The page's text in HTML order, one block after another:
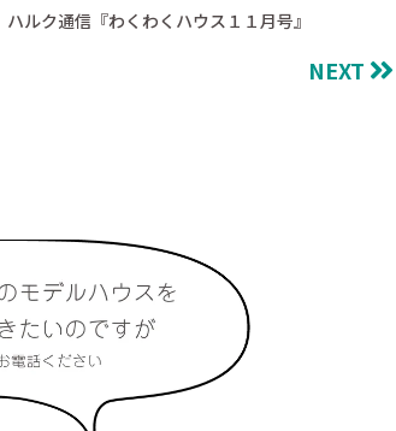
NEXT
ハルク通信『わくわくハウス１１月号』